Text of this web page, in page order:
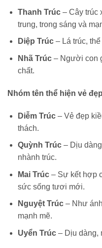
Thanh Trúc– Cây trúc
trung, trong sáng và
Diệp Trúc– Lá trúc,
Nhã Trúc– Người con
chất.
Nhóm tên thể hiện vẻ
Diễm Trúc– Vẻ đẹp
thách.
Quỳnh Trúc– Dịu
nhành trúc.
Mai Trúc– Sự kết hợp
sức sống tươi mới.
Nguyệt Trúc– Như
mạnh mẽ.
Uyển Trúc– Dịu dàng,